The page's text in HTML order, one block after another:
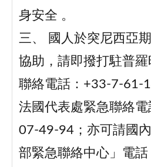
身安全 。
三、 國人於突尼西亞
協助，請即撥打駐普
聯絡電話：+33-7-61-
法國代表處緊急聯絡
07-49-94；亦可請國
部緊急聯絡中心」電